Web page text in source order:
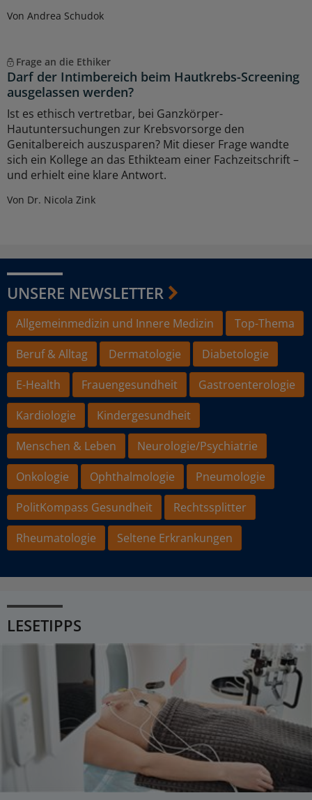
Von Andrea Schudok
Frage an die Ethiker
Darf der Intimbereich beim Hautkrebs-Screening
ausgelassen werden?
Ist es ethisch vertretbar, bei Ganzkörper-
Hautuntersuchungen zur Krebsvorsorge den
Genitalbereich auszusparen? Mit dieser Frage wandte
sich ein Kollege an das Ethikteam einer Fachzeitschrift –
und erhielt eine klare Antwort.
Von Dr. Nicola Zink
UNSERE NEWSLETTER
Allgemeinmedizin und Innere Medizin
Top-Thema
Beruf & Alltag
Dermatologie
Diabetologie
E-Health
Frauengesundheit
Gastroenterologie
Kardiologie
Kindergesundheit
Menschen & Leben
Neurologie/Psychiatrie
Onkologie
Ophthalmologie
Pneumologie
PolitKompass Gesundheit
Rechtssplitter
Rheumatologie
Seltene Erkrankungen
LESETIPPS